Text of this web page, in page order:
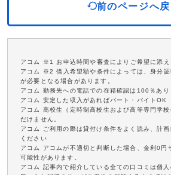
前のページへ戻
アコム ※1 お申込時間や審査によりご希望に添え
アコム ※2 借入希望額や条件によっては、身分
が必要となる場合があります。
アコム 勤務先への電話での在籍確認は100％あり
アコム 安定した収入があればパート・バイトOK
アコム 高校生（定時制高校生および高等専門学
だけません。
アコム ご利用の際は貸付け条件をよく読み、計
ください
アコム アコムが不適切と判断した場合、金利0円
可能性があります。
アコム 記事内で紹介している全ての口コミは個